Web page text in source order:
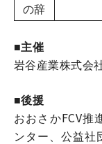
の辞
■主催
岩谷産業株式会
■後援
おおさかFCV推
ンター、公益社